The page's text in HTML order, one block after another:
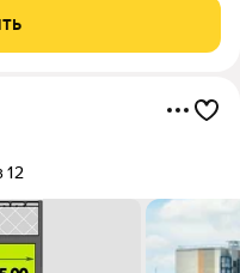
- живописное
12